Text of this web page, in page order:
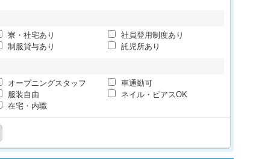
寮・社宅あり
社員登用制度あり
制服貸与あり 託児所あり
オープニングスタッフ
車通勤可
服装自由
ネイル・ピアスOK
在宅・内職